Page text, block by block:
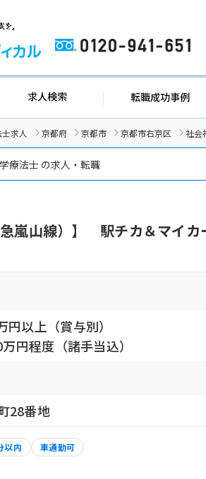
用ガイド 求人検索
求人 京都府 京都市 京都市右京区 社会
療法士 の求人・転職
急嵐山線）】 駅チカ＆マイ
円以上（賞与別）
円程度（諸手当込）
28番地
以内 車通勤可